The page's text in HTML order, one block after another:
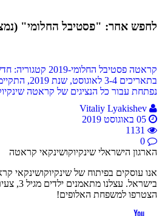
לחפש אחר: "פסטיבל החלומי" (נמצאו 1
קראטה פסטיבל החלומי-2019
קטגוריה:
נפתחת עבור כל הנציגים של קראטה
Vitaliy Lyakishev
05 באוגוסט 2019
1131
0
הארגון הישראלי שינקיוקושינקאי קראטה
אנו עוסקים בפיתוח של
בישראל. עצלנו מתאמנים ילדים מגיל 3, צעירים ומבוגרים.
הצטרפו למשפחת האלופים!